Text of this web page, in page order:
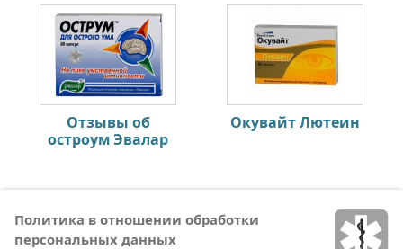
Отзывы об
остроум Эвалар
Окувайт Лютеин
Политика в отношении обработки
персональных данных